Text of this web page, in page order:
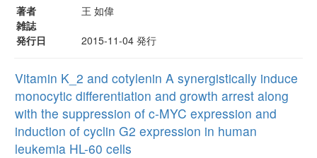
著者
王 如偉
雑誌
発行日
2015-11-04 発行
Vitamin K_2 and cotylenin A synergistically induce
monocytic differentiation and growth arrest along
with the suppression of c-MYC expression and
induction of cyclin G2 expression in human
leukemia HL-60 cells